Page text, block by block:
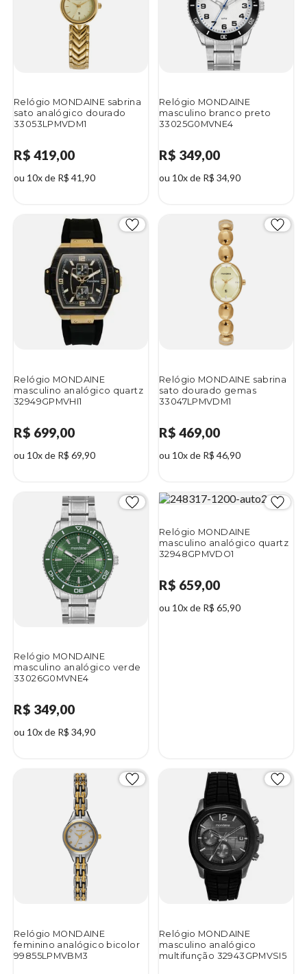
Relógio MONDAINE sabrina
sato analógico dourado
33053LPMVDM1
R$ 419,00
ou 10x de R$ 41,90
Relógio MONDAINE
masculino branco preto
33025G0MVNE4
R$ 349,00
ou 10x de R$ 34,90
Relógio MONDAINE
masculino analógico quartz
32949GPMVHI1
R$ 699,00
ou 10x de R$ 69,90
Relógio MONDAINE sabrina
sato dourado gemas
33047LPMVDM1
R$ 469,00
ou 10x de R$ 46,90
Relógio MONDAINE
masculino analógico verde
33026G0MVNE4
R$ 349,00
ou 10x de R$ 34,90
Relógio MONDAINE
masculino analógico quartz
32948GPMVDO1
R$ 659,00
ou 10x de R$ 65,90
Relógio MONDAINE
feminino analógico bicolor
99855LPMVBM3
Relógio MONDAINE
masculino analógico
multifunção 32943GPMVSI5